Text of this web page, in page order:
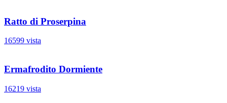
Ratto di Proserpina
16599 vista
Ermafrodito Dormiente
16219 vista